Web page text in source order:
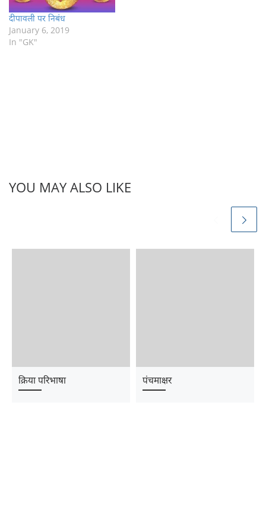
दीपावली पर निबंध
January 6, 2019
In "GK"
YOU MAY ALSO LIKE
क्रिया परिभाषा पंचमाक्षर